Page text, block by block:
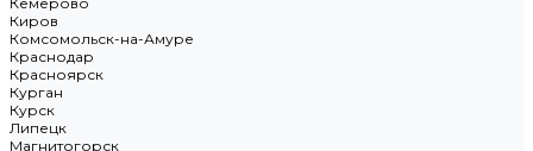
Киров
Комсомольск-на-Амуре
Краснодар
Красноярск
Курган
Курск
Липецк
Магнитогорск